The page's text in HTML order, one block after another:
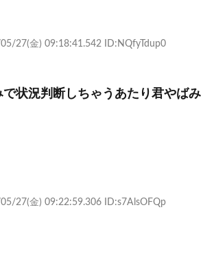
27(金) 09:18:41.542 ID:NQfyTdup0
で状況判断しちゃうあたり君やばみ
27(金) 09:22:59.306 ID:s7AlsOFQp